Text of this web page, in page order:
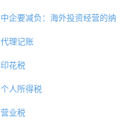
中企要减负：海外投资经营的纳
代理记账
印花税
个人所得税
营业税